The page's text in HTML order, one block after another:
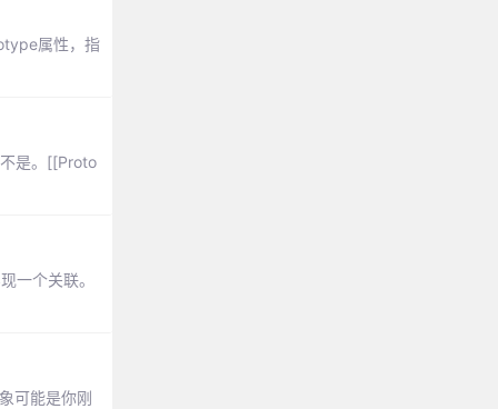
属性，指
是。[[Proto
一个关联。
可能是你刚